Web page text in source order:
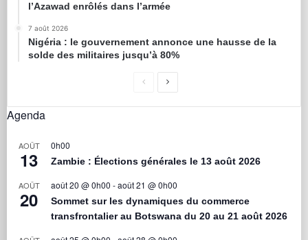
l’Azawad enrôlés dans l’armée
7 août 2026
Nigéria : le gouvernement annonce une hausse de la
solde des militaires jusqu’à 80%
Agenda
AOÛT
13
0h00
Zambie : Élections générales le 13 août 2026
AOÛT
20
août 20 @ 0h00 -août 21 @ 0h00
Sommet sur les dynamiques du commerce
transfrontalier au Botswana du 20 au 21 août 2026